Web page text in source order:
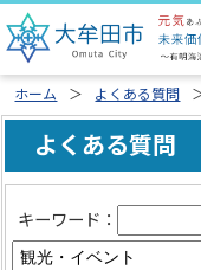
ホーム よくある質問
よくある質問
キーワード：